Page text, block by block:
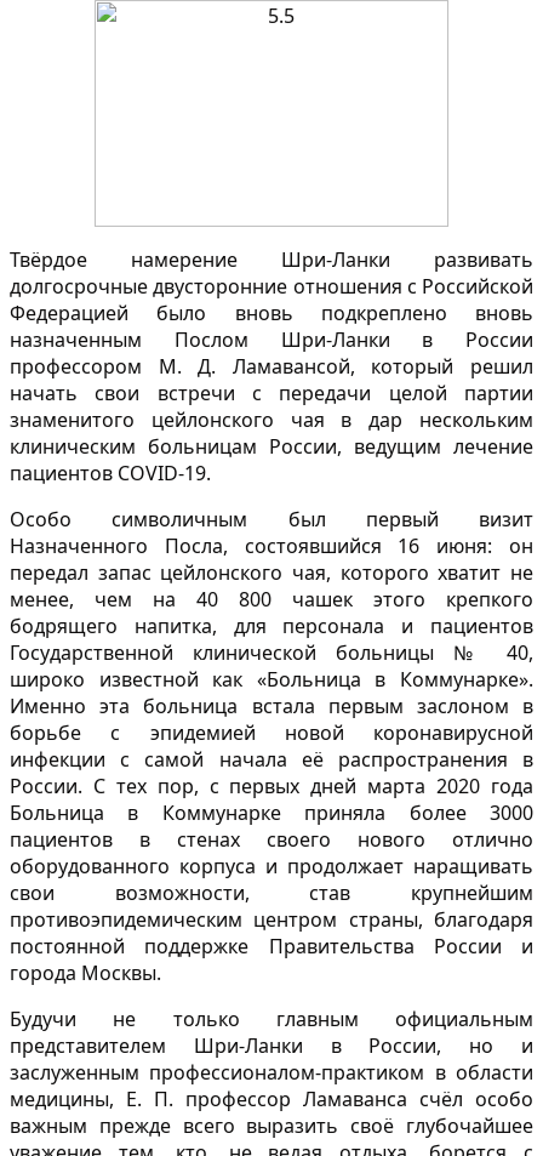
Твёрдое намерение Шри-Ланки развивать
долгосрочные двусторонние отношения с Российской
Федерацией было вновь подкреплено вновь
назначенным Послом Шри-Ланки в России
профессором М. Д. Ламавансой, который решил
начать свои встречи с передачи целой партии
знаменитого цейлонского чая в дар нескольким
клиническим больницам России, ведущим лечение
пациентов COVID-19.
Особо символичным был первый визит
Назначенного Посла, состоявшийся 16 июня: он
передал запас цейлонского чая, которого хватит не
менее, чем на 40 800 чашек этого крепкого
бодрящего напитка, для персонала и пациентов
Государственной клинической больницы № 40,
широко известной как «Больница в Коммунарке».
Именно эта больница встала первым заслоном в
борьбе с эпидемией новой коронавирусной
инфекции с самой начала её распространения в
России. С тех пор, с первых дней марта 2020 года
Больница в Коммунарке приняла более 3000
пациентов в стенах своего нового отлично
оборудованного корпуса и продолжает наращивать
свои возможности, став крупнейшим
противоэпидемическим центром страны, благодаря
постоянной поддержке Правительства России и
города Москвы.
Будучи не только главным официальным
представителем Шри-Ланки в России, но и
заслуженным профессионалом-практиком в области
медицины, Е. П. профессор Ламаванса счёл особо
важным прежде всего выразить своё глубочайшее